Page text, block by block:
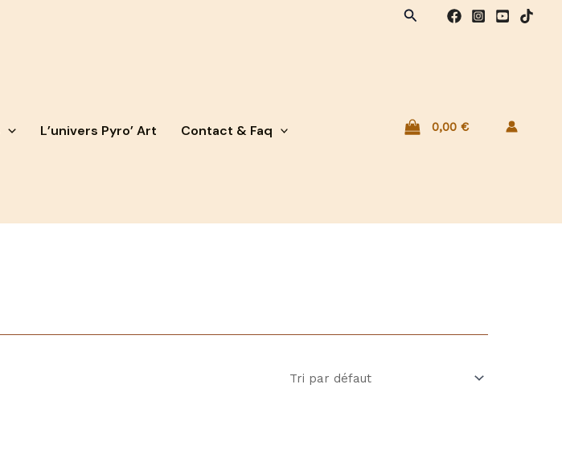
Rechercher
L’univers Pyro’ Art Contact & Faq 0,00 €